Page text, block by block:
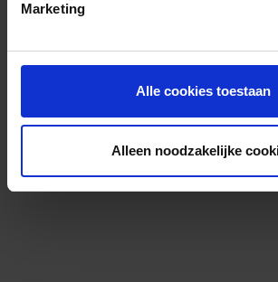
Marketing
Alle cookies toestaan
Alleen noodzakelijke